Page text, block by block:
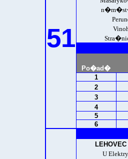
51
Po�ad�
1
2
3
4
5
6
U